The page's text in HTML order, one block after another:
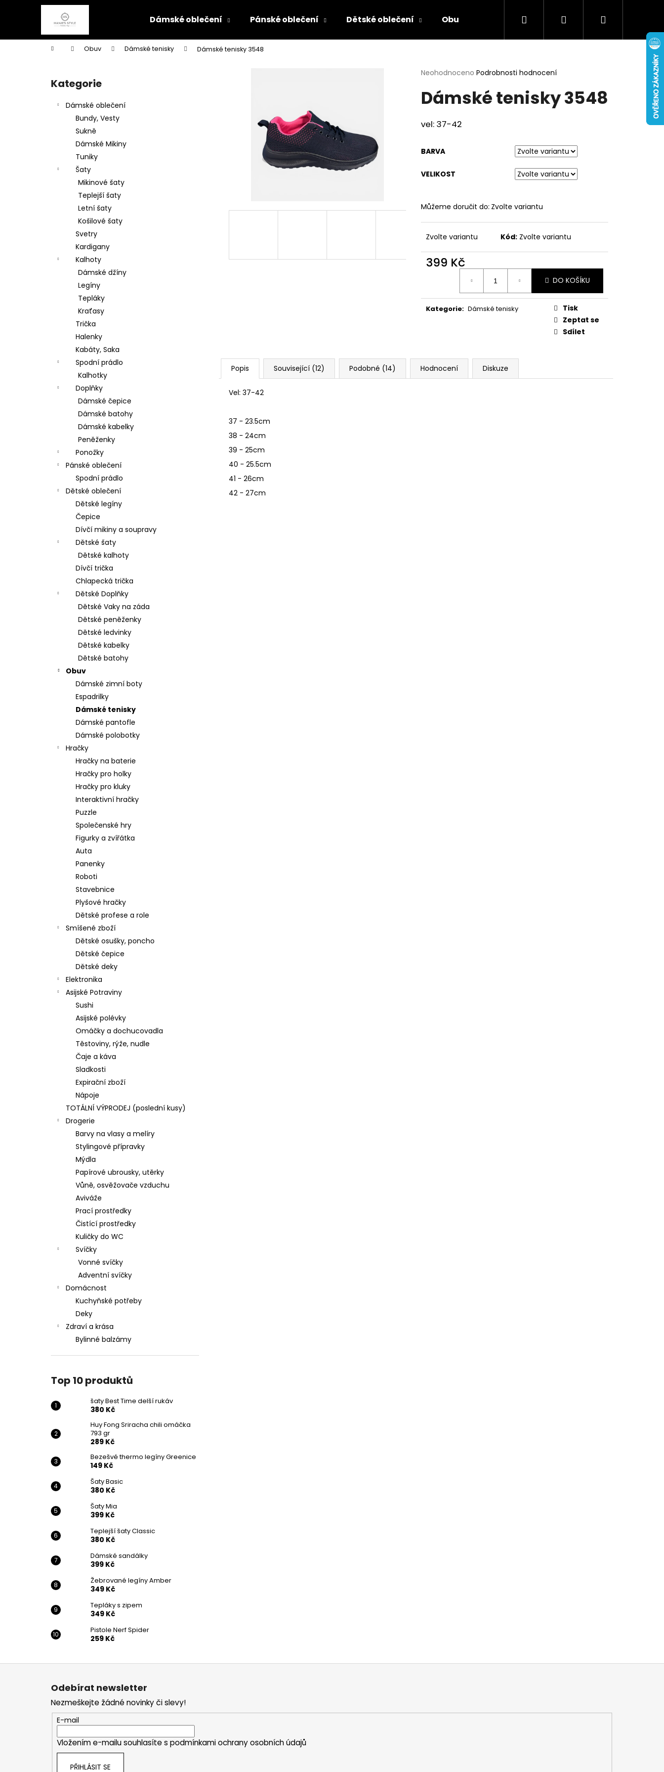
Dámské oblečení Pánské oblečení Dětské oblečení Obuv Smíšené zboží
Hledat PřihlášeníNákupní
Domů Obuv Dámské tenisky Dámské tenisky 3548
Přeskočit
kategorie
Kategorie
Dámské oblečení
Bundy, Vesty
Sukně
Dámské Mikiny
Tuniky
Šaty
Mikinové šaty
Teplejší šaty
Letní šaty
Košilové šaty
Svetry
Kardigany
Kalhoty
Dámské džíny
Legíny
Tepláky
Kraťasy
Trička
Halenky
Kabáty, Saka
Spodní prádlo
Kalhotky
Doplňky
Dámské čepice
Dámské batohy
Dámské kabelky
Peněženky
Ponožky
Pánské oblečení
Spodní prádlo
Dětské oblečení
Dětské legíny
Čepice
Dívčí mikiny a soupravy
Dětské šaty
Dětské kalhoty
Dívčí trička
Chlapecká trička
Dětské Doplňky
Dětské Vaky na záda
Dětské peněženky
Dětské ledvinky
Dětské kabelky
Dětské batohy
Obuv
Dámské zimní boty
Espadrilky
Dámské tenisky
Dámské pantofle
Dámské polobotky
Hračky
Hračky na baterie
Hračky pro holky
Hračky pro kluky
Interaktivní hračky
Puzzle
Společenské hry
Figurky a zvířátka
Auta
Panenky
Roboti
Stavebnice
Plyšové hračky
Dětské profese a role
Smíšené zboží
Dětské osušky, poncho
Dětské čepice
Dětské deky
Elektronika
Asijské Potraviny
Sushi
Asijské polévky
Omáčky a dochucovadla
Těstoviny, rýže, nudle
Čaje a káva
Sladkosti
Expirační zboží
Nápoje
TOTÁLNÍ VÝPRODEJ (poslední kusy)
Drogerie
Barvy na vlasy a melíry
Stylingové přípravky
Mýdla
Papírové ubrousky, utěrky
Vůně, osvěžovače vzduchu
Aviváže
Prací prostředky
Čistící prostředky
Kuličky do WC
Svíčky
Vonné svíčky
Adventní svíčky
Domácnost
Kuchyňské potřeby
Deky
Zdraví a krása
Bylinné balzámy
Top 10 produktů
šaty Best Time delší rukáv
380 Kč
Huy Fong Sriracha chili omáčka
793 gr
289 Kč
Bezešvé thermo legíny Greenice
149 Kč
Šaty Basic
380 Kč
Šaty Mia
399 Kč
Teplejší šaty Classic
380 Kč
Dámské sandálky
399 Kč
Žebrované legíny Amber
349 Kč
Tepláky s zipem
349 Kč
Pistole Nerf Spider
259 Kč
Průměrné
produktu
je
5
Neohodnoceno Podrobnosti hodnocení
Dámské tenisky 3548
vel: 37-42
BARVA
VELIKOST
Můžeme doručit do: Zvolte variantu
Zvolte variantu Kód: Zvolte variantu
399 Kč
DO KOŠÍKU
Kategorie: Dámské tenisky
Tisk
Zeptat se
Sdílet
Popis Související (12) Podobné (14) Hodnocení Diskuze
Vel: 37-42
37 - 23.5cm
38 - 24cm
39 - 25cm
40 - 25.5cm
41 - 26cm
42 - 27cm
í
do
do
Co potřebujete najít?
Doporučujeme
ŠATY BEST TIME DELŠÍ RUKÁV
380 Kč
Původně:699 Kč
BEZEŠVÉ THERMO LEGÍNY GREENICE
Z
Odebírat newsletter
Nezmeškejte žádné novinky či slevy!
E-mail
Vložením e-mailu souhlasíte s podmínkami ochrany osobních údajů
PŘIHLÁSIT SE